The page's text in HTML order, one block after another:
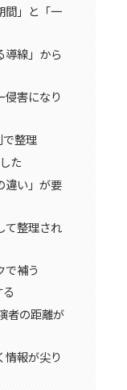
間」と「一
導線」から
侵害になり
整理
た
違い」が要
て整理され
で補う
者の距離が
情報が尖り